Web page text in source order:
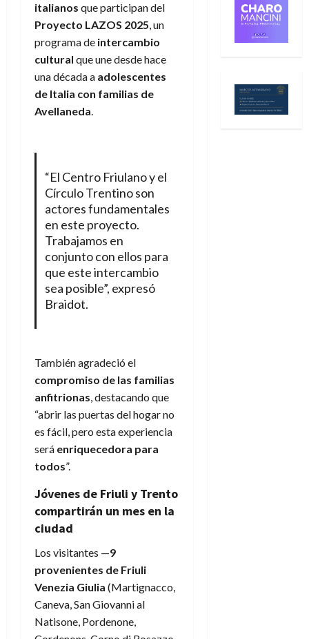
italianos que participan del
Proyecto LAZOS 2025, un
programa de intercambio
cultural que une desde hace
una década a adolescentes
de Italia con familias de
Avellaneda.
“El Centro Friulano y el
Círculo Trentino son
actores fundamentales
en este proyecto.
Trabajamos en
conjunto con ellos para
que este intercambio
sea posible”, expresó
Braidot.
También agradeció el
compromiso de las familias
anfitrionas, destacando que
“abrir las puertas del hogar no
es fácil, pero esta experiencia
será enriquecedora para
todos”.
Jóvenes de Friuli y Trento
compartirán un mes en la
ciudad
Los visitantes —9
provenientes de Friuli
Venezia Giulia (Martignacco,
Caneva, San Giovanni al
Natisone, Pordenone,